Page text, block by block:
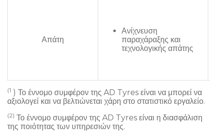
Απάτη
Ανίχνευση
παραχάραξης και
τεχνολογικής απάτης
(1 ) Το έννομο συμφέρον της AD Tyres είναι να μπορεί να
αξιολογεί και να βελτιώνεται χάρη στο στατιστικό εργαλείο.
(2) Το έννομο συμφέρον της AD Tyres είναι η διασφάλιση
της ποιότητας των υπηρεσιών της.